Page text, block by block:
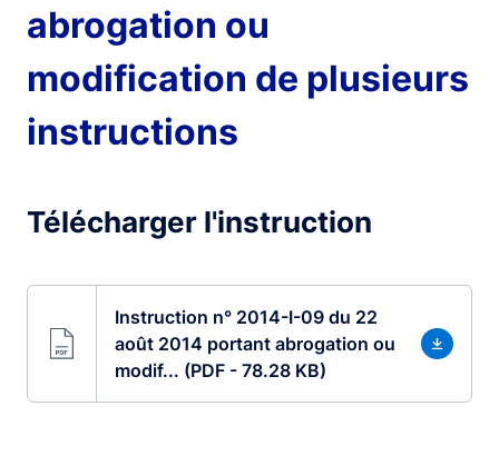
abrogation ou
modification de plusieurs
instructions
Télécharger l'instruction
Instruction n° 2014-I-09 du 22
août 2014 portant abrogation ou
modif... (PDF - 78.28 KB)